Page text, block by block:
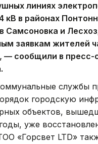
линиях
кВ в районах
Самсоновка и
заявкам жителей
— сообщили в пресс-
службы
городскую
объектов,
уже
«Горсвет LTD»